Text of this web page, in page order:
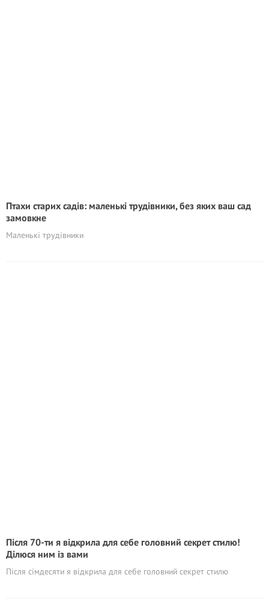
Птахи старих садів: маленькі трудівники, без яких ваш сад
замовкне
Маленькі трудівники
Після 70-ти я відкрила для себе головний секрет стилю!
Ділюся ним із вами
Після сімдесяти я відкрила для себе головний секрет стилю